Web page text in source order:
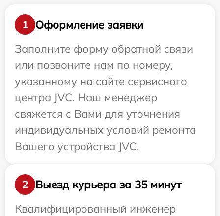
1
Оформление заявки
Заполните форму обратной связи
или позвоните нам по номеру,
указанному на сайте сервисного
центра JVC. Наш менеджер
свяжется с Вами для уточнения
индивидуальных условий ремонта
Вашего устройства JVC.
2
Выезд курьера за 35 минут
Квалифицированный инженер